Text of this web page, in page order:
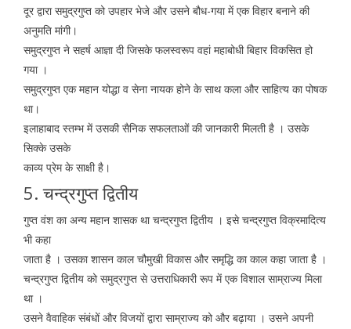
दूर द्वारा समुद्रगुप्त को उपहार भेजे और उसने बौध-गया में एक विहार बनाने की
अनुमति मांगी।
समुद्रगुप्त ने सहर्ष आज्ञा दी जिसके फलस्वरूप वहां महाबोधी बिहार विकसित हो
गया ।
समुद्रगुप्त एक महान योद्धा व सेना नायक होने के साथ कला और साहित्य का पोषक
था।
इलाहाबाद स्तम्भ में उसकी सैनिक सफलताओं की जानकारी मिलती है । उसके
सिक्के उसके
काव्य प्रेम के साक्षी है।
5. चन्द्रगुप्त द्वितीय
गुप्त वंश का अन्य महान शासक था चन्द्रगुप्त द्वितीय । इसे चन्द्रगुप्त विक्रमादित्य
भी कहा
जाता है । उसका शासन काल चौमुखी विकास और समृद्धि का काल कहा जाता है ।
चन्द्रगुप्त द्वितीय को समुद्रगुप्त से उत्तराधिकारी रूप में एक विशाल साम्राज्य मिला
था ।
उसने वैवाहिक संबंधों और विजयों द्वारा साम्राज्य को और बढ़ाया । उसने अपनी